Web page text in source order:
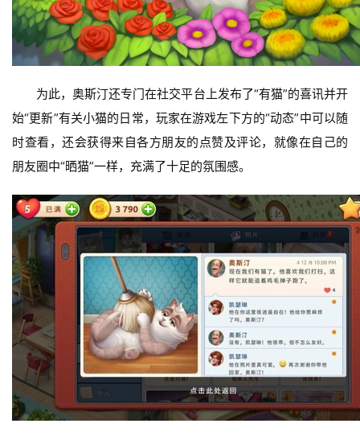
首
页
游
茶
原
创
游
戏
业
界
为此，奥斯汀还专门在社交平台上发布了“有猫”的喜讯并开
始“更新”有关小猫的日常，玩家在游戏左下方的“动态”中可以随
时查看，还会获得来自各方朋友的点赞及评论，就像在自己的
朋友圈中“晒猫”一样，充满了十足的氛围感。